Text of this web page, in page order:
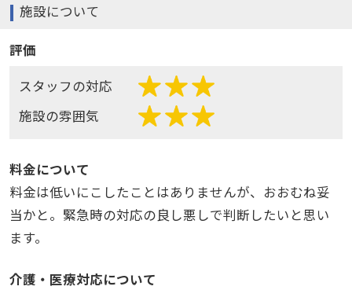
施設について
評価
スタッフの対応
施設の雰囲気
料金について
料金は低いにこしたことはありませんが、おおむね妥
当かと。緊急時の対応の良し悪しで判断したいと思い
ます。
介護・医療対応について